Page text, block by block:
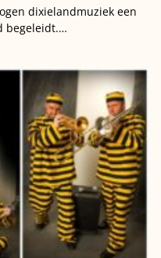
dixielandmuziek een
begeleidt.…